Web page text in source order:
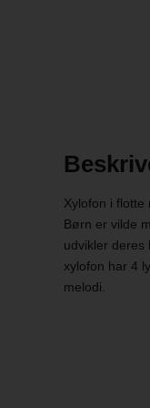
Xylofon i flotte
Børn er vilde
udvikler deres
xylofon har 4
melodi.